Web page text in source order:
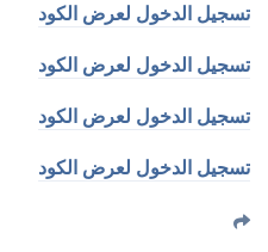
تسجيل الدخول لعرض الكود
تسجيل الدخول لعرض الكود
تسجيل الدخول لعرض الكود
تسجيل الدخول لعرض الكود